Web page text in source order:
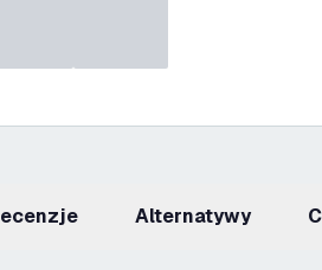
recenzje Alternatywy